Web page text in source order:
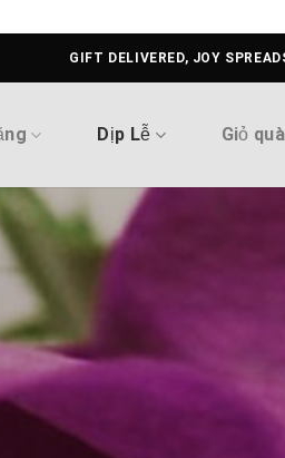
GIFT DELIVERED, JOY
Dịp Lễ Giỏ